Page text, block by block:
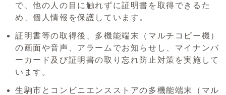
で、他の人の目に触れずに証明書を取得できるた
め、個人情報を保護しています。
証明書等の取得後、多機能端末（マルチコピー機）
の画面や音声、アラームでお知らせし、マイナンバ
ーカード及び証明書の取り忘れ防止対策を実施して
います。
生駒市とコンビニエンスストアの多機能端末（マル